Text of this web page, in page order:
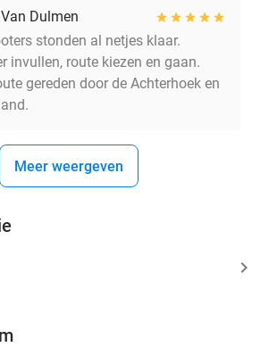
Dulmen
stonden al netjes klaar.
invullen, route kiezen en gaan.
gereden door de Achterhoek en
Meer weergeven